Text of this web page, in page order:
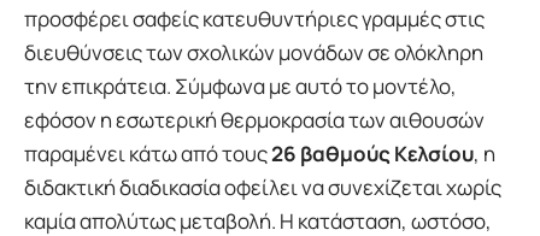
προσφέρει σαφείς κατευθυντήριες γραμμές στις
διευθύνσεις των σχολικών μονάδων σε ολόκληρη
την επικράτεια. Σύμφωνα με αυτό το μοντέλο,
εφόσον η εσωτερική θερμοκρασία των αιθουσών
παραμένει κάτω από τους26 βαθμούς Κελσίου, η
διδακτική διαδικασία οφείλει να συνεχίζεται χωρίς
καμία απολύτως μεταβολή. Η κατάσταση, ωστόσο,